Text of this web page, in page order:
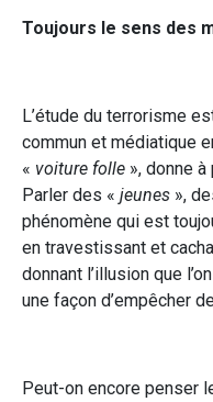
Toujours le sens des
L’étude du terrorisme
commun et médiatique
« voiture folle », donne
Parler des « jeunes »,
phénomène qui est
en travestissant et
donnant l’illusion que
une façon d’empêcher
Peut-on encore penser